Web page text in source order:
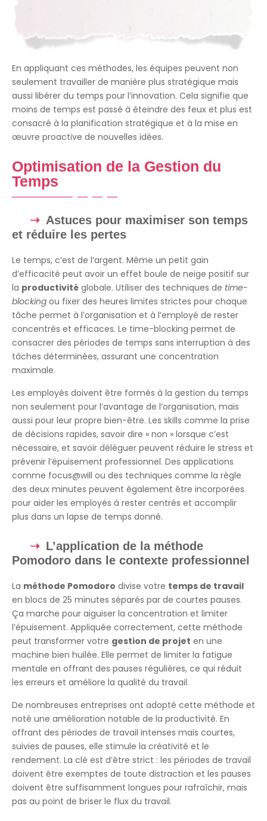
En appliquant ces méthodes, les équipes peuvent non
seulement travailler de manière plus stratégique mais
aussi libérer du temps pour l’innovation. Cela signifie que
moins de temps est passé à éteindre des feux et plus est
consacré à la planification stratégique et à la mise en
œuvre proactive de nouvelles idées.
Optimisation de la Gestion du
Temps
Astuces pour maximiser son temps
et réduire les pertes
Le temps, c’est de l’argent. Même un petit gain
d’efficacité peut avoir un effet boule de neige positif sur
la productivité globale. Utiliser des techniques de time-
blocking ou fixer des heures limites strictes pour chaque
tâche permet à l’organisation et à l’employé de rester
concentrés et efficaces. Le time-blocking permet de
consacrer des périodes de temps sans interruption à des
tâches déterminées, assurant une concentration
maximale.
Les employés doivent être formés à la gestion du temps
non seulement pour l’avantage de l’organisation, mais
aussi pour leur propre bien-être. Les skills comme la prise
de décisions rapides, savoir dire « non » lorsque c’est
nécessaire, et savoir déléguer peuvent réduire le stress et
prévenir l’épuisement professionnel. Des applications
comme focus@will ou des techniques comme la règle
des deux minutes peuvent également être incorporées
pour aider les employés à rester centrés et accomplir
plus dans un lapse de temps donné.
L’application de la méthode
Pomodoro dans le contexte professionnel
La méthode Pomodoro divise votre temps de travail
en blocs de 25 minutes séparés par de courtes pauses.
Ça marche pour aiguiser la concentration et limiter
l’épuisement. Appliquée correctement, cette méthode
peut transformer votre gestion de projet en une
machine bien huilée. Elle permet de limiter la fatigue
mentale en offrant des pauses régulières, ce qui réduit
les erreurs et améliore la qualité du travail.
De nombreuses entreprises ont adopté cette méthode et
noté une amélioration notable de la productivité. En
offrant des périodes de travail intenses mais courtes,
suivies de pauses, elle stimule la créativité et le
rendement. La clé est d’être strict : les périodes de travail
doivent être exemptes de toute distraction et les pauses
doivent être suffisamment longues pour rafraîchir, mais
pas au point de briser le flux du travail.